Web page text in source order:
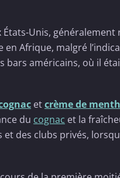
Unis, généralement
en Afrique, malgré
bars américains, où il
etcrème de
du cognac et la
des clubs privés,